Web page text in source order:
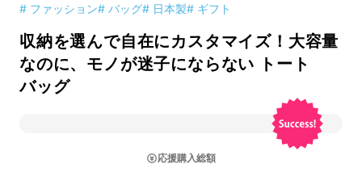
# ファッション# バッグ# 日本製# ギフト
収納を選んで自在にカスタマイズ！大容量
なのに、モノが迷子にならない トート
バッグ
応援購入総額